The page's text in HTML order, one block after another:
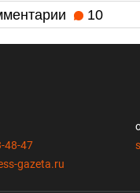
10
48-47
gazeta.ru